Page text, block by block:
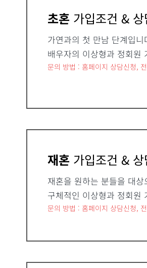
초혼 가입조건 & 상
가연과의 첫 만남 단계입니
배우자의 이상형과 정회원
문의 방법 : 홈페이지 상담신청,
재혼 가입조건 & 상
재혼을 원하는 분들을 대상
구체적인 이상형과 정회원
문의 방법 : 홈페이지 상담신청,